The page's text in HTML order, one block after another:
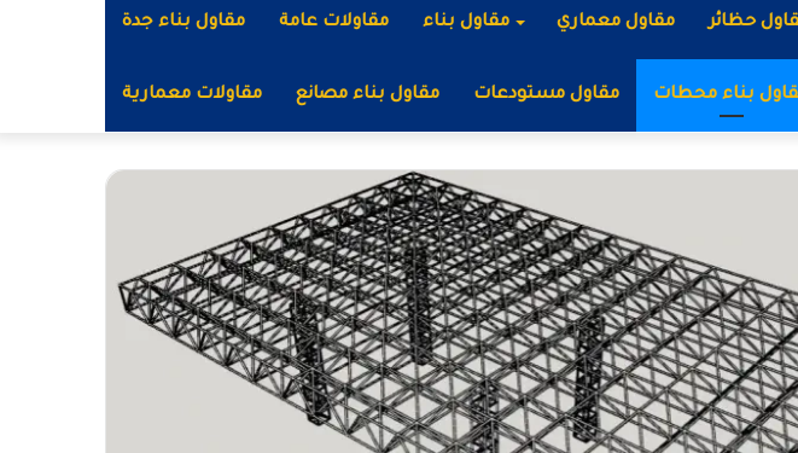
مقاول بناء جدة مقاولات عامة مقاول بناء مقاول معماري حظائر
مقاولات معمارية مقاول بناء مصانع مقاول مستودعات بناء محطات